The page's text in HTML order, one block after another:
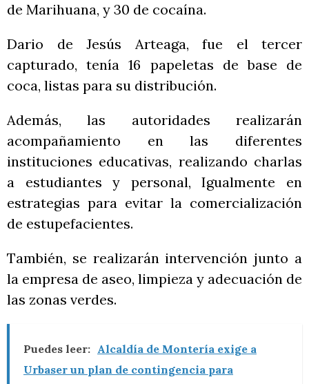
de Marihuana, y 30 de cocaína.
Dario de Jesús Arteaga, fue el tercer
capturado, tenía 16 papeletas de base de
coca, listas para su distribución.
Además, las autoridades realizarán
acompañamiento en las diferentes
instituciones educativas, realizando charlas
a estudiantes y personal, Igualmente en
estrategias para evitar la comercialización
de estupefacientes.
También, se realizarán intervención junto a
la empresa de aseo, limpieza y adecuación de
las zonas verdes.
Puedes leer: Alcaldía de Montería exige a
Urbaser un plan de contingencia para